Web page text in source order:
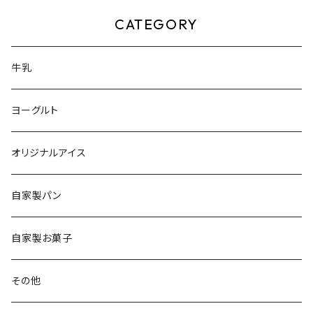
CATEGORY
牛乳
ヨーグルト
オリジナルアイス
自家製パン
自家製お菓子
その他